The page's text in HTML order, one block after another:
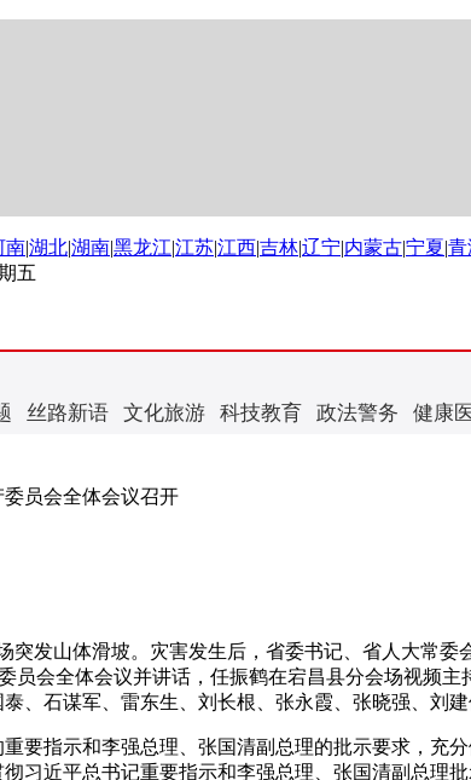
南|湖北|湖南|黑龙江|江苏|江西|吉林|辽宁|内蒙古|宁夏|青
五
丝路新语 文化旅游 科技教育 政法警务 健康
员会全体会议召开
山体滑坡。灾害发生后，省委书记、省人大常委
员会全体会议并讲话，任振鹤在宕昌县分会场视频
、石谋军、雷东生、刘长根、张永霞、张晓强、刘建
指示和李强总理、张国清副总理的批示要求，充
习近平总书记重要指示和李强总理、张国清副总理